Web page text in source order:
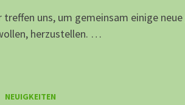
uns, um gemeinsam einige
herzustellen. …
NEUIGKEITEN